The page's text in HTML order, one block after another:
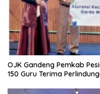
OJK Gandeng Pemkab
150 Guru Terima